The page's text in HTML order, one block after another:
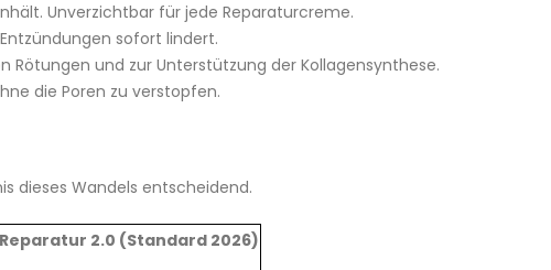
Unverzichtbar für jede Reparaturcreme.
sofort lindert.
Rötungen und zur Unterstützung der Kollagensynthese.
die Poren zu verstopfen.
dieses Wandels entscheidend.
2.0 (Standard 2026)